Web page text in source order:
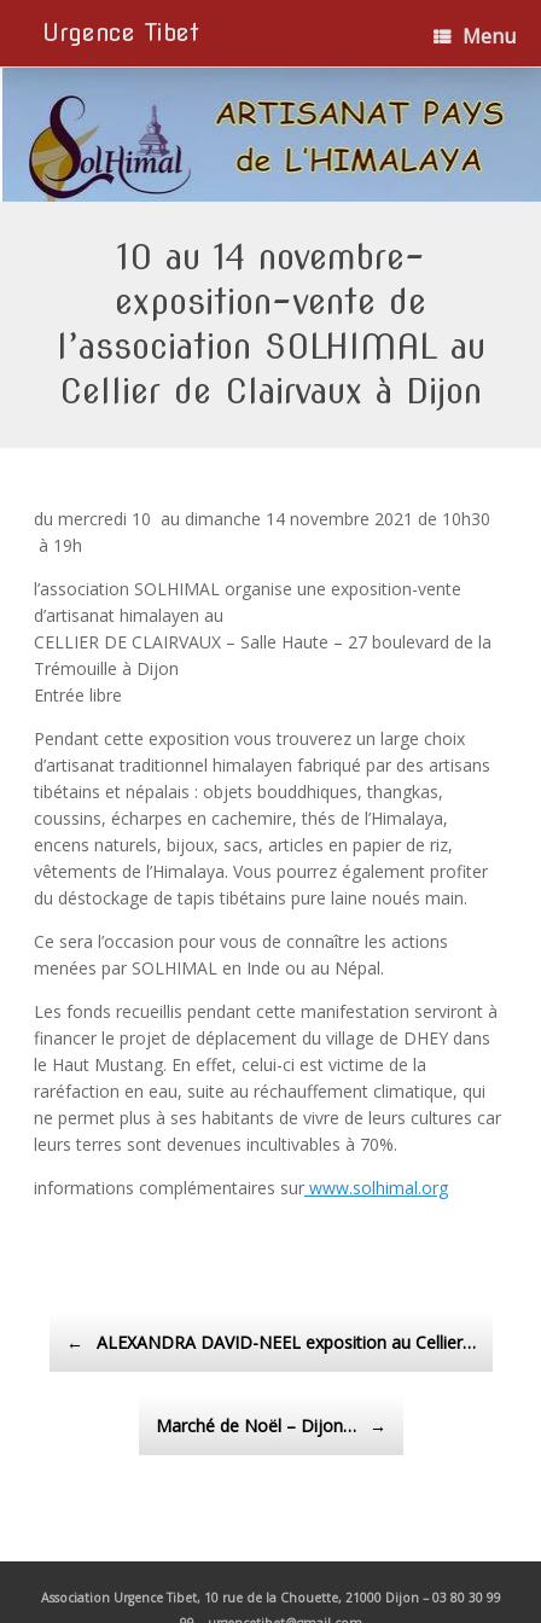
Urgence Tibet Menu
10 au 14 novembre-
exposition-vente de
l’association SOLHIMAL au
Cellier de Clairvaux à Dijon
du mercredi 10 au dimanche 14 novembre 2021 de 10h30
à 19h
l’association SOLHIMAL organise une exposition-vente
d’artisanat himalayen au
CELLIER DE CLAIRVAUX – Salle Haute – 27 boulevard de la
Trémouille à Dijon
Entrée libre
Pendant cette exposition vous trouverez un large choix
d’artisanat traditionnel himalayen fabriqué par des artisans
tibétains et népalais : objets bouddhiques, thangkas,
coussins, écharpes en cachemire, thés de l’Himalaya,
encens naturels, bijoux, sacs, articles en papier de riz,
vêtements de l’Himalaya. Vous pourrez également profiter
du déstockage de tapis tibétains pure laine noués main.
Ce sera l’occasion pour vous de connaître les actions
menées par SOLHIMAL en Inde ou au Népal.
Les fonds recueillis pendant cette manifestation serviront à
financer le projet de déplacement du village de DHEY dans
le Haut Mustang. En effet, celui-ci est victime de la
raréfaction en eau, suite au réchauffement climatique, qui
ne permet plus à ses habitants de vivre de leurs cultures car
leurs terres sont devenues incultivables à 70%.
informations complémentaires sur www.solhimal.org
← ALEXANDRA DAVID-NEEL exposition au Cellier…
Marché de Noël – Dijon… →
Association Urgence Tibet, 10 rue de la Chouette, 21000 Dijon – 03 80 30 99